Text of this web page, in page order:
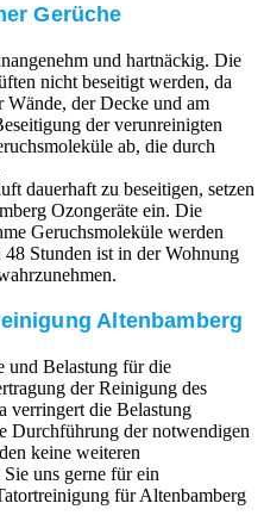
Gerüche
und hartnäckig. Die
nicht beseitigt werden, da
Wände, der Decke und am
der verunreinigten
ab, die durch
dauerhaft zu beseitigen, setzen
Ozongeräte ein. Die
Geruchsmoleküle werden
Stunden ist in der Wohnung
Altenbamberg
und Belastung für die
der Reinigung des
verringert die Belastung
Durchführung der notwendigen
keine weiteren
uns gerne für ein
für Altenbamberg